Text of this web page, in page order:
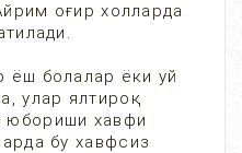
оғир холларда
ёш болалар ёки уй
улар ялтироқ
юбориши хавфи
бу хавфсиз